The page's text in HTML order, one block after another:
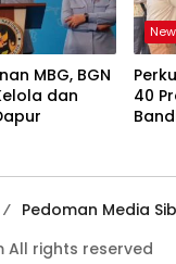
MBG, BGN
dan
40
Pedoman Media
All rights reserved